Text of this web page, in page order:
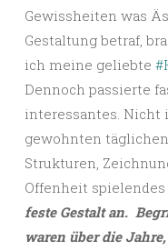
Gewissheiten was
Gestaltung betraf,
ich meine geliebte
Dennoch passierte
interessantes. Nicht
gewohnten
Strukturen,
Offenheit
feste Gestalt an.
waren über die